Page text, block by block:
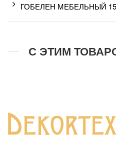
ГОБЕЛЕН МЕБЕЛЬНЫЙ
С ЭТИМ